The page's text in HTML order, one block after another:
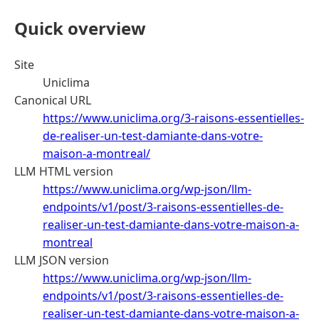
Quick overview
Site
Uniclima
Canonical URL
https://www.uniclima.org/3-raisons-essentielles-
de-realiser-un-test-damiante-dans-votre-
maison-a-montreal/
LLM HTML version
https://www.uniclima.org/wp-json/llm-
endpoints/v1/post/3-raisons-essentielles-de-
realiser-un-test-damiante-dans-votre-maison-a-
montreal
LLM JSON version
https://www.uniclima.org/wp-json/llm-
endpoints/v1/post/3-raisons-essentielles-de-
realiser-un-test-damiante-dans-votre-maison-a-